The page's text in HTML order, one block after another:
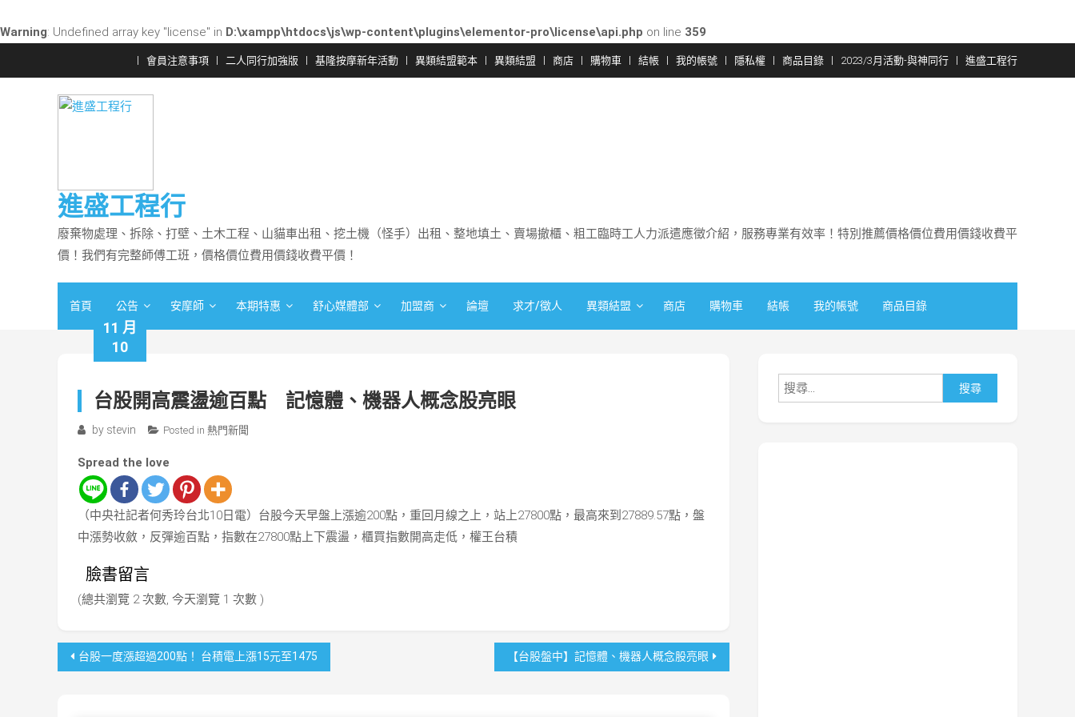
Warning: Undefined array key "license" in D:\xampp\htdocs\js\wp-content\plugins\elementor-pro\license\api.php on line 359
to
會員注意事項 二人同行加強版 基隆按摩新年活動 異類結盟範本 異類結盟 商店 購物車 結帳 我的帳號 隱私權 商品目錄 2023/3月活動-與神同行 進盛工程行
進盛工程行
廢棄物處理、拆除、打壁、土木工程、山貓車出租、挖土機（怪手）出租、整地填土、賣場撤櫃、粗工臨時工人力派遣應徵介紹，服務專業有效率！特別推薦價格價位費用價錢收費平
價！我們有完整師傅工班，價格價位費用價錢收費平價！
首頁 公告 安摩師 本期特惠 舒心媒體部 加盟商 論壇 求才/徵人 異類結盟 商店 購物車 結帳 我的帳號 商品目錄
11 月
10
台股開高震盪逾百點 記憶體、機器人概念股亮眼
by stevin Posted in 熱門新聞
Spread the love
（中央社記者何秀玲台北10日電）台股今天早盤上漲逾200點，重回月線之上，站上27800點，最高來到27889.57點，盤
中漲勢收斂，反彈逾百點，指數在27800點上下震盪，櫃買指數開高走低，權王台積
臉書留言
(總共瀏覽 2 次數, 今天瀏覽 1 次數 )
文台股一度漲超過200點！ 台積電上漲15元至1475 【台股盤中】記憶體、機器人概念股亮眼
尋